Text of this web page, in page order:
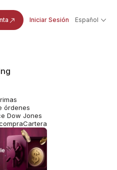
Iniciar Sesión Español
órdenes
Dow Jones
Cartera